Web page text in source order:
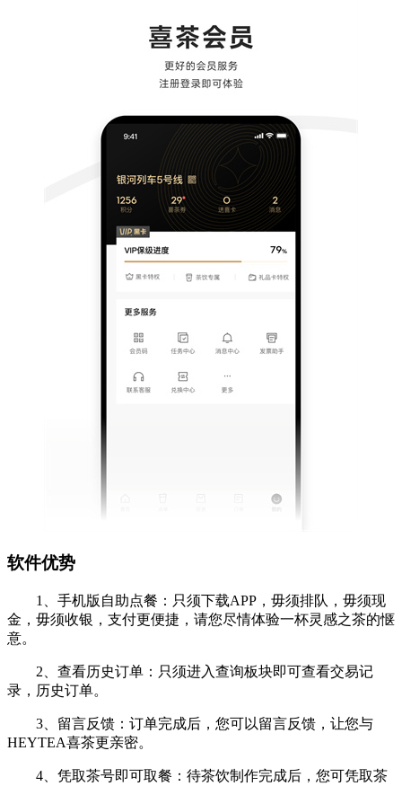
软件优势
1、手机版自助点餐：只须下载APP，毋须排队，毋须现
金，毋须收银，支付更便捷，请您尽情体验一杯灵感之茶的惬
意。
2、查看历史订单：只须进入查询板块即可查看交易记
录，历史订单。
3、留言反馈：订单完成后，您可以留言反馈，让您与
HEYTEA喜茶更亲密。
4、凭取茶号即可取餐：待茶饮制作完成后，您可凭取茶